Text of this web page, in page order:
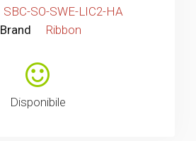
SBC-SO-SWE-LIC2-HA
Brand
Ribbon
Disponibile